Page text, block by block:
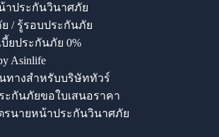
าประกันวินาศภัย
/ รู้รอบประกันภัย
ยประกันภัย 0%
Asinlife
ทางสำหรับบริษัททัวร์
กันภัยขอใบเสนอราคา
นายหน้าประกันวินาศภัย